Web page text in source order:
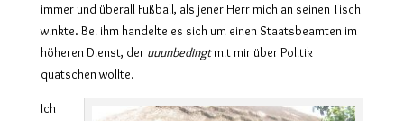
immer und überall Fußball, als jener Herr mich an seinen Tisch
winkte. Bei ihm handelte es sich um einen Staatsbeamten im
höheren Dienst, der uuunbedingtmit mir über Politik
quatschen wollte.
Ich